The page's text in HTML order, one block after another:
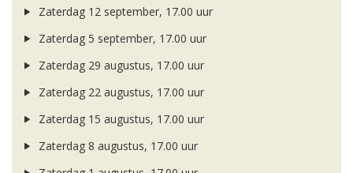
Zaterdag 12 september, 17.00 uur
Zaterdag 5 september, 17.00 uur
Zaterdag 29 augustus, 17.00 uur
Zaterdag 22 augustus, 17.00 uur
Zaterdag 15 augustus, 17.00 uur
Zaterdag 8 augustus, 17.00 uur